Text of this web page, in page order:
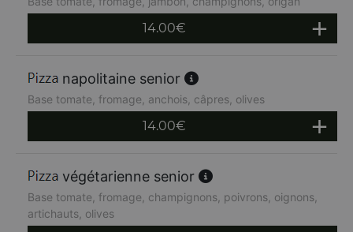
14.00€
napolitaine senior
Base tomate, fromage, anchois, câpres, olives
14.00€
végétarienne senior
Base tomate, fromage, champignons, poivrons, oignons,
artichauts, olives